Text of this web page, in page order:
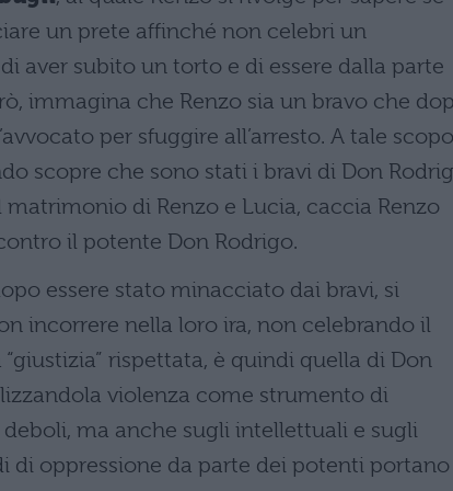
un prete affinché non celebri un
aver subito un torto e di essere dalla parte
immagina che Renzo sia un bravo che
per sfuggire all’arresto. A tale scopo
scopre che sono stati i bravi di Don
di Renzo e Lucia, caccia Renzo
il potente Don Rodrigo.
essere stato minacciato dai bravi, si
incorrere nella loro ira, non celebrando il
rispettata, è quindi quella di Don
violenza come strumento di
ma anche sugli intellettuali e sugli
di oppressione da parte dei potenti portano